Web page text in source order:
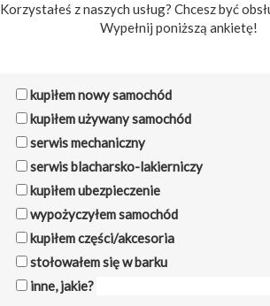
Korzystałeś z naszych usług? Chcesz być
Wypełnij poniższą ankietę!
kupiłem nowy samochód
kupiłem używany samochód
serwis mechaniczny
serwis blacharsko-lakierniczy
kupiłem ubezpieczenie
wypożyczyłem samochód
kupiłem części/akcesoria
stołowałem się w barku
inne, jakie?